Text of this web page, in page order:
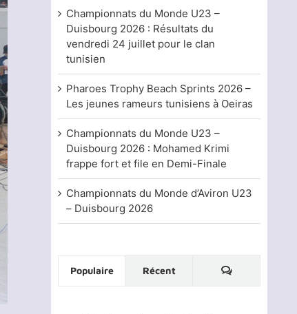
Championnats du Monde U23 –
Duisbourg 2026 : Résultats du
vendredi 24 juillet pour le clan
tunisien
Pharoes Trophy Beach Sprints 2026 –
Les jeunes rameurs tunisiens à Oeiras
Championnats du Monde U23 –
Duisbourg 2026 : Mohamed Krimi
frappe fort et file en Demi-Finale
Championnats du Monde d’Aviron U23
– Duisbourg 2026
Populaire Récent